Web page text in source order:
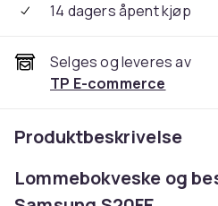
14 dagers åpent kjøp
Selges og leveres av
TP E-commerce
Produktbeskrivelse
Lommebokveske og